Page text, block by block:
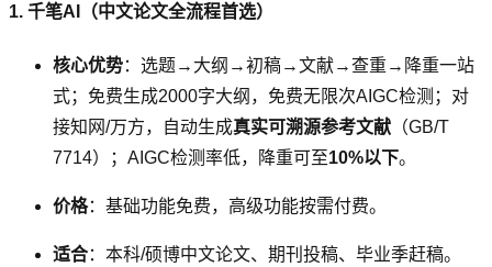
1. 千笔AI（中文论文全流程首选）
核心优势：选题→大纲→初稿→文献→查重→降重一站
式；免费生成2000字大纲，免费无限次AIGC检测；对
接知网/万方，自动生成真实可溯源参考文献 （GB/T
7714）；AIGC检测率低，降重可至10%以下。
价格：基础功能免费，高级功能按需付费。
适合：本科/硕博中文论文、期刊投稿、毕业季赶稿。